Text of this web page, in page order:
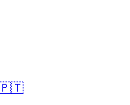
🇵🇹